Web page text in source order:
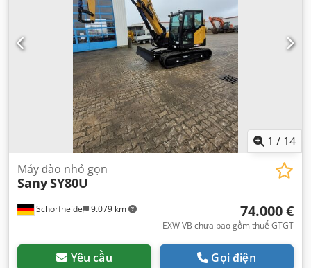
1 / 14
Schorfheide 9.079 km
Máy đào nhỏ gọn
SanySY80U
74.000 €
EXW VB chưa bao gồm thuế GTGT
Yêu cầu Gọi điện